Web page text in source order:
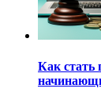
Как стать